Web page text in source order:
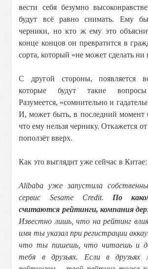
вести себя безумно
будут всё равно снимать. Ему бы
черники, но кто ж ему это
конце концов он превратится в
сорта, который «не может сделать ни
С другой стороны, появляется
которые будут такие вопросы
Разумеется, «сомнительно и
И, может быть, в последний момент
что ему нельзя чернику. Откажется
поползёт вверх.
Как это выглядит уже сейчас в Китае:
Alibaba уже запустила
сервис Sesame Credit. По
считаются рейтинги, компания
Известно лишь, что на рейтинг
имя ты указал при регистрации
что ты пишешь, что читаешь и
тебя в друзьях. Если в друзьях